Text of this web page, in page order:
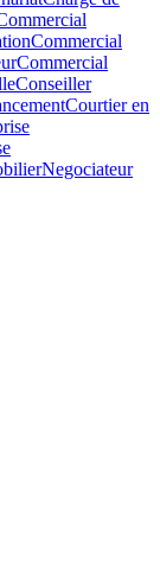
Commercial
Commercial
Conseiller
Courtier en
Negociateur